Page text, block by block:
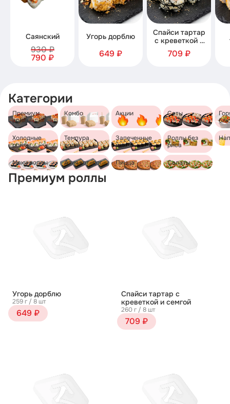
Саянский
930 ₽
790 ₽
Угорь дорблю
649 ₽
Спайси тартар
с креветкой и
семгой
709 ₽
Категории
Премиум
роллы
Комбо Акции Сеты
Холодные
роллы
Темпура
роллы
Запеченные
роллы
Роллы без
риса
Маки роллы Азия хот-дог Пицца Салаты
Премиум роллы
Угорь дорблю
259 г / 8 шт
649 ₽
Спайси тартар с
креветкой и семгой
260 г / 8 шт
709 ₽